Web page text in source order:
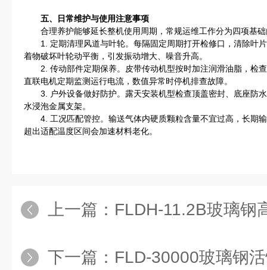
五、日常维护与使用注意事项
合理养护能够延长整机使用周期，常规运维工作分为四项基础
1. 定期清理风道与叶轮。每隔固定周期打开检修口，清除叶
着物破坏叶轮动平衡，引发振动增大、噪音升高。
2. 传动部件定期保养。皮带传动机型按时加注润滑油脂，检
直联电机定期监测运行电流，数值异常时停机排查故障。
3. 户外设备做好防护。露天安装机型检查顶盖密封、底座防
水浸泡金属支架。
4. 工况匹配管控。输送气体内硬质颗粒含量不宜过高，长期
超出适配温度区间会加速材料老化。
上一篇： FLDH-11.2B玻璃钢
下一篇： FLD-30000玻璃钢